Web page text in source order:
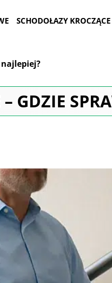
SCHODOŁAZY KROCZĄCE
najlepiej?
GDZIE